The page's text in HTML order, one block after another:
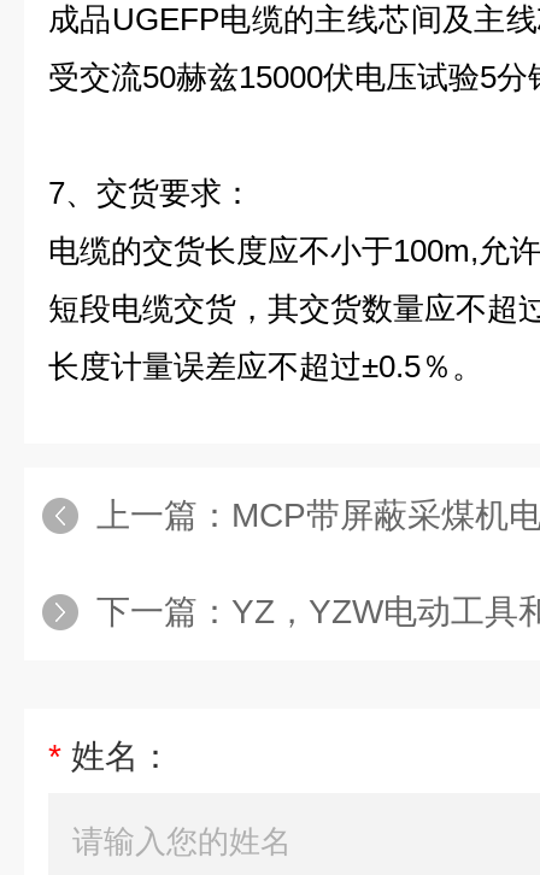
成品UGEFP电缆的主线芯间及主
受交流50赫兹15000伏电压试验5分
7、交货要求：
电缆的交货长度应不小于100m,允
短段电缆交货，其交货数量应不超
长度计量误差应不超过±0.5％。
上一篇： MCP带屏蔽采煤机
下一篇： YZ，YZW电动工具
* 姓名：